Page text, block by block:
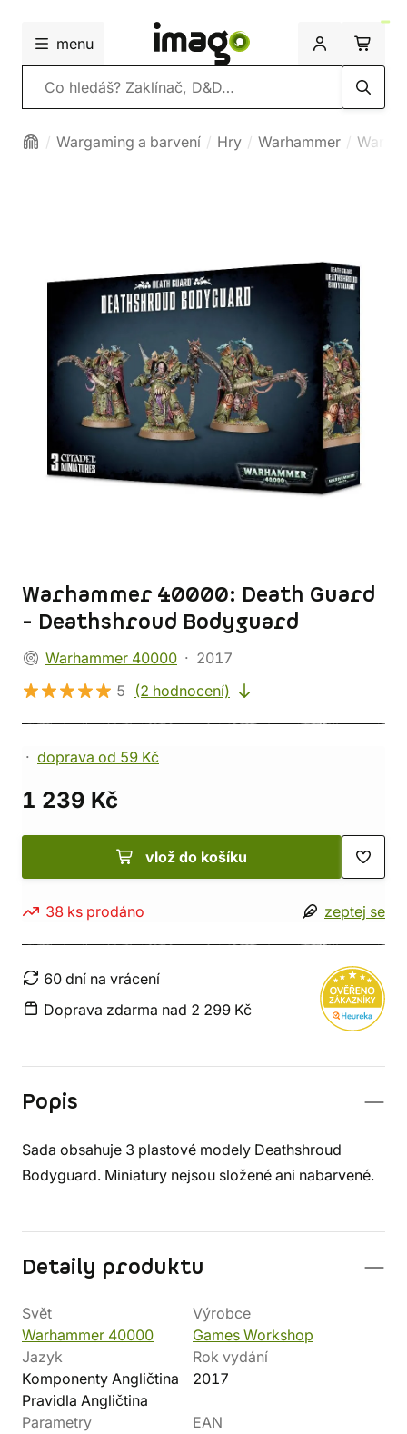
menu
Vyhledávání
Wargaming a barvení Hry Warhammer
Warhammer 40000: Death Guard
- Deathshroud Bodyguard
Warhammer 40000
2017
5
(2 hodnocení)
doprava od 59 Kč
1 239 Kč
vlož do košíku
38 ks prodáno zeptej se
60 dní na vrácení
Doprava zdarma nad 2 299 Kč
Popis
Sada obsahuje 3 plastové modely Deathshroud
Bodyguard. Miniatury nejsou složené ani nabarvené.
Detaily produktu
Svět
Warhammer 40000
Výrobce
Games Workshop
Jazyk
Komponenty Angličtina
Pravidla Angličtina
Rok vydání
2017
Parametry
EAN